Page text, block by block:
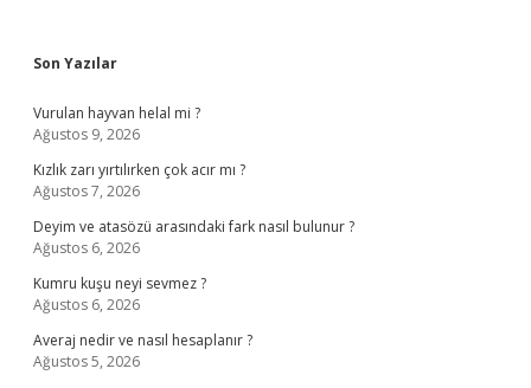
Sidebar
Son Yazılar
Vurulan hayvan helal mi ?
Ağustos 9, 2026
Kızlık zarı yırtılırken çok acır mı ?
Ağustos 7, 2026
Deyim ve atasözü arasındaki fark nasıl bulunur ?
Ağustos 6, 2026
Kumru kuşu neyi sevmez ?
Ağustos 6, 2026
Averaj nedir ve nasıl hesaplanır ?
Ağustos 5, 2026